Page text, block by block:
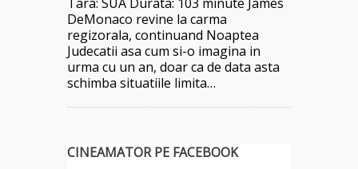
DeMonaco revine la carma
regizorala, continuand Noaptea
Judecatii asa cum si-o imagina in
urma cu un an, doar ca de data asta
schimba situatiile limita…
CINEAMATOR PE FACEBOOK